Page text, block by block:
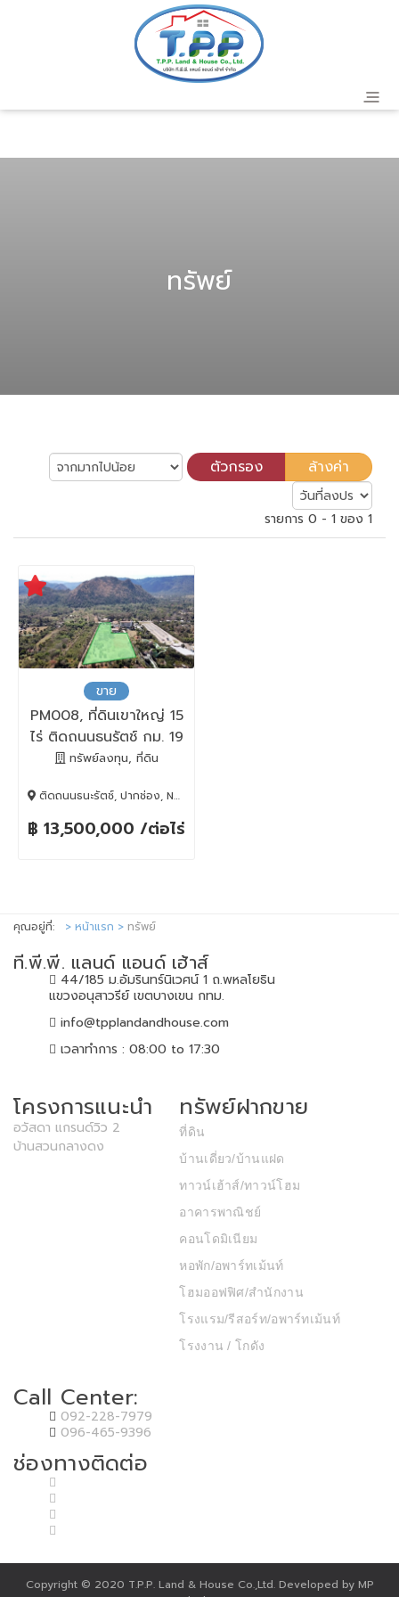
ทรัพย์
รายการ 0 - 1 ของ 1
ขาย
PM008, ที่ดินเขาใหญ่ 15
ไร่ ติดถนนธนรัตช์ กม. 19
ติด โรงแรม เลอมอนเต้
ทรัพย์ลงทุน, ที่ดิน
ติดถนนธนะรัตช์, ปากช่อง, Nakhon Ratchasima, 30130
฿ 13,500,000 /ต่อไร่
คุณอยู่ที่: หน้าแรก ทรัพย์
ที.พี.พี. แลนด์ แอนด์ เฮ้าส์
44/185 ม.อัมรินทร์นิเวศน์ 1 ถ.พหลโยธิน
แขวงอนุสาวรีย์ เขตบางเขน กทม.
info@tpplandandhouse.com
เวลาทำการ : 08:00 to 17:30
โครงการแนะนำ
อวัสดา แกรนด์วิว 2
บ้านสวนกลางดง
ทรัพย์ฝากขาย
ที่ดิน
บ้านเดี่ยว/บ้านแฝด
ทาวน์เฮ้าส์/ทาวน์โฮม
อาคารพาณิชย์
คอนโดมิเนียม
หอพัก/อพาร์ทเม้นท์
โฮมออฟฟิศ/สำนักงาน
โรงแรม/รีสอร์ท/อพาร์ทเม้นท์
โรงงาน / โกดัง
Call Center:
092-228-7979
096-465-9396
ช่องทางติดต่อ
Copyright © 2020 T.P.P. Land & House Co.,Ltd. Developed by MP